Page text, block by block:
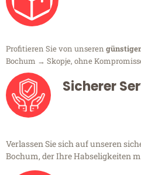
Profitieren Sie von unseren
Bochum → Skopje, ohne
Sicherer
Verlassen Sie sich auf unseren
Bochum, der Ihre Habseligkeiten